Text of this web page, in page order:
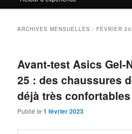
ARCHIVES MENSUELLES : FÉVRIER
Avant-test Asics Gel-
25 : des chaussures
déjà très confortables
Publié le1 février 2023